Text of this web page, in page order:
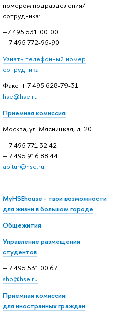
номером подразделения/
сотрудника:
+7 495 531-00-00
+ 7 495 772-95-90
Узнать телефонный номер
сотрудника
Факс: + 7 495 628-79-31
hse@hse.ru
Приемная комиссия
Москва, ул. Мясницкая, д. 20
+ 7 495 771 32 42
+ 7 495 916 88 44
abitur@hse.ru
MyHSEhouse - твои возможности
для жизни в большом городе
Общежития
Управление размещения
студентов
+ 7 495 531 00 67
sho@hse.ru
Приемная комиссия
для иностранных граждан